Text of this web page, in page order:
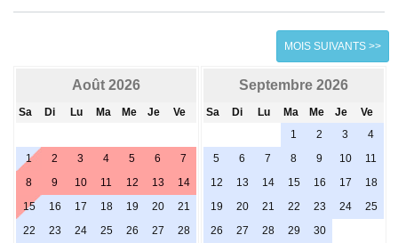
MOIS SUIVANTS >>
Août 2026
Sa Di Lu Ma Me Je Ve
1 2 3 4 5 6
7
8
9 10 11 12 13
14
15
16 17 18 19 20
21
22
23 24 25 26 27
28
Septembre 2026
Sa Di Lu Ma Me Je
Ve
1
2 3
4
5
6 7 8 9 10
11
12
13 14 15 16 17
18
19
20 21 22 23 24
25
26
27 28 29 30